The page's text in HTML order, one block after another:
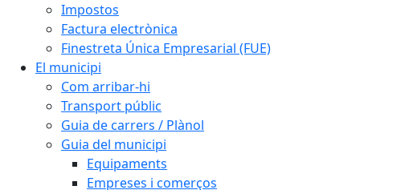
Impostos
Factura electrònica
Finestreta Única Empresarial (FUE)
El municipi
Com arribar-hi
Transport públic
Guia de carrers / Plànol
Guia del municipi
Equipaments
Empreses i comerços